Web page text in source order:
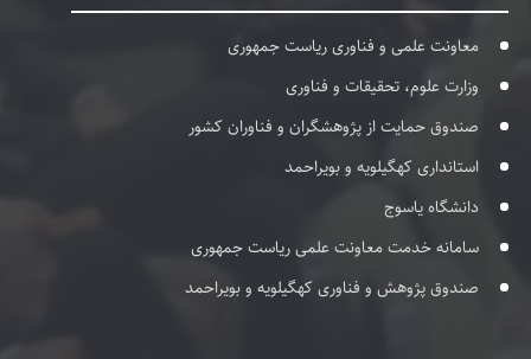
معاونت علمی و فناوری ریاست جمهوری
وزارت علوم، تحقیقات و فناوری
صندوق حمایت از پژوهشگران و فناوران کشور
استانداری کهگیلویه و بویراحمد
دانشگاه یاسوج
سامانه خدمت معاونت علمی ریاست جمهوری
صندوق پژوهش و فناوری کهگیلویه و بویراحمد